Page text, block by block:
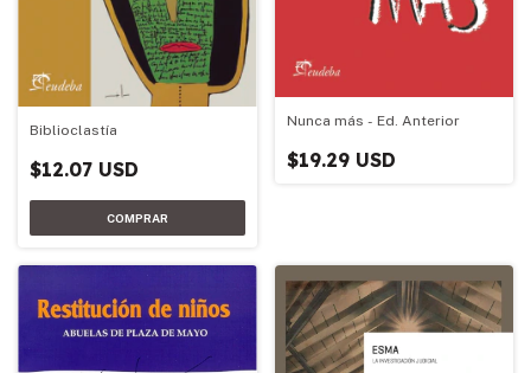
Biblioclastía
$12.07 USD
Nunca más - Ed. Anterior
$19.29 USD